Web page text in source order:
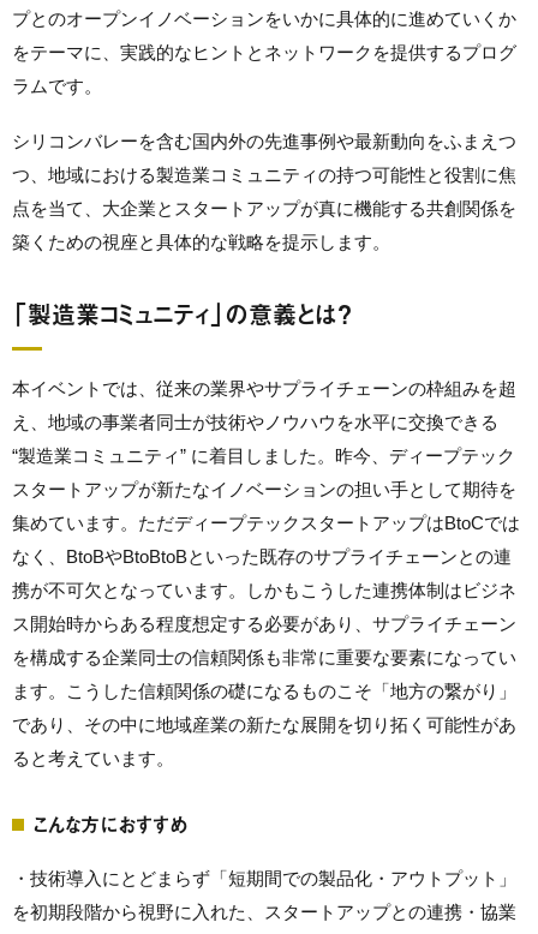
プとのオープンイノベーションをいかに具体的に進めていくか
をテーマに、実践的なヒントとネットワークを提供するプログ
ラムです。
シリコンバレーを含む国内外の先進事例や最新動向をふまえつ
つ、地域における製造業コミュニティの持つ可能性と役割に焦
点を当て、大企業とスタートアップが真に機能する共創関係を
築くための視座と具体的な戦略を提示します。
「製造業コミュニティ」の意義とは？
本イベントでは、従来の業界やサプライチェーンの枠組みを超
え、地域の事業者同士が技術やノウハウを水平に交換できる
“製造業コミュニティ” に着目しました。昨今、ディープテック
スタートアップが新たなイノベーションの担い手として期待を
集めています。ただディープテックスタートアップはBtoCでは
なく、BtoBやBtoBtoBといった既存のサプライチェーンとの連
携が不可欠となっています。しかもこうした連携体制はビジネ
ス開始時からある程度想定する必要があり、サプライチェーン
を構成する企業同士の信頼関係も非常に重要な要素になってい
ます。こうした信頼関係の礎になるものこそ「地方の繋がり」
であり、その中に地域産業の新たな展開を切り拓く可能性があ
ると考えています。
こんな方におすすめ
・技術導入にとどまらず「短期間での製品化・アウトプット」
を初期段階から視野に入れた、スタートアップとの連携・協業